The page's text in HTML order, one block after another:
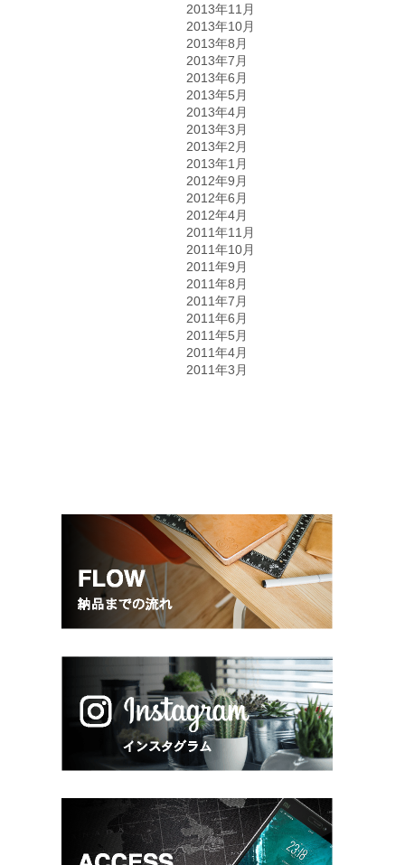
2013年11月
2013年10月
2013年8月
2013年7月
2013年6月
2013年5月
2013年4月
2013年3月
2013年2月
2013年1月
2012年9月
2012年6月
2012年4月
2011年11月
2011年10月
2011年9月
2011年8月
2011年7月
2011年6月
2011年5月
2011年4月
2011年3月